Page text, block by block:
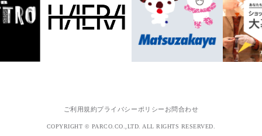
ご利用規約プライバシーポリシー お問合わせ
COPYRIGHT © PARCO.CO.,LTD. ALL RIGHTS RESERVED.